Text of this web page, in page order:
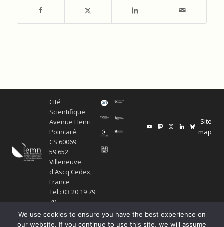
Cité
Scientifique
Avenue Henri
Poincaré
CS 60069
59 652
Villeneuve
d'Ascq Cedex,
France
Tel : 03 20 19 79
79
Site
map
We use cookies to ensure you have the best experience on
our website. If you continue to use this site, we will assume